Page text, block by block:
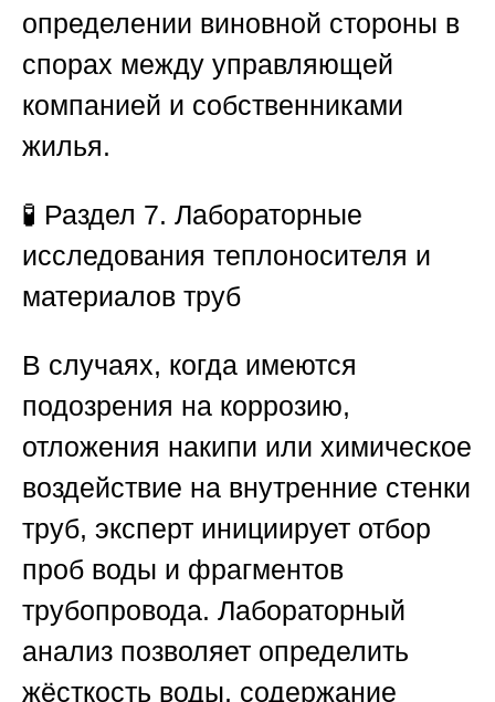
определении виновной стороны в
спорах между управляющей
компанией и собственниками
жилья.
🧪 Раздел 7. Лабораторные
исследования теплоносителя и
материалов труб
В случаях, когда имеются
подозрения на коррозию,
отложения накипи или химическое
воздействие на внутренние стенки
труб, эксперт инициирует отбор
проб воды и фрагментов
трубопровода. Лабораторный
анализ позволяет определить
жёсткость воды, содержание